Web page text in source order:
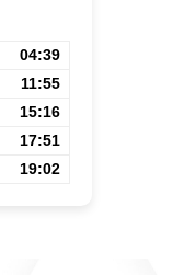
04:39
11:55
15:16
17:51
19:02